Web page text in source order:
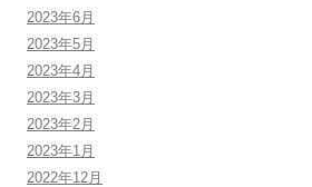
2023年6月
2023年5月
2023年4月
2023年3月
2023年2月
2023年1月
2022年12月